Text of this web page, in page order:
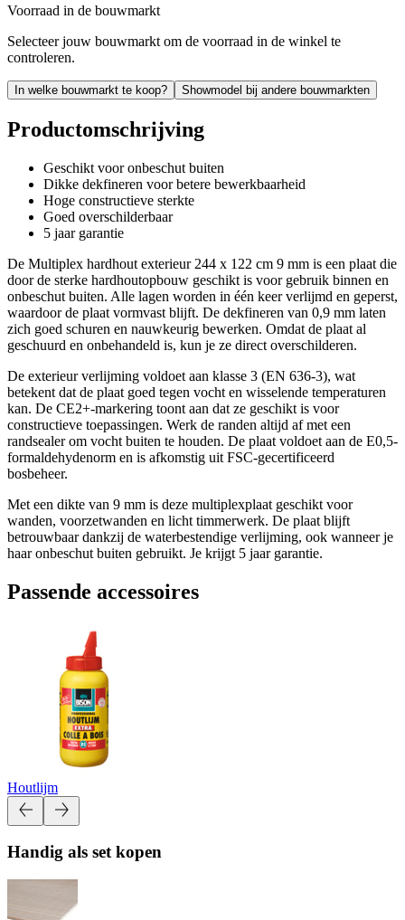
Voorraad in de bouwmarkt
Selecteer jouw bouwmarkt om de voorraad in de winkel te
controleren.
In welke bouwmarkt te koop? Showmodel bij andere bouwmarkten
Productomschrijving
Geschikt voor onbeschut buiten
Dikke dekfineren voor betere bewerkbaarheid
Hoge constructieve sterkte
Goed overschilderbaar
5 jaar garantie
De Multiplex hardhout exterieur 244 x 122 cm 9 mm is een plaat die
door de sterke hardhoutopbouw geschikt is voor gebruik binnen en
onbeschut buiten. Alle lagen worden in één keer verlijmd en geperst,
waardoor de plaat vormvast blijft. De dekfineren van 0,9 mm laten
zich goed schuren en nauwkeurig bewerken. Omdat de plaat al
geschuurd en onbehandeld is, kun je ze direct overschilderen.
De exterieur verlijming voldoet aan klasse 3 (EN 636-3), wat
betekent dat de plaat goed tegen vocht en wisselende temperaturen
kan. De CE2+-markering toont aan dat ze geschikt is voor
constructieve toepassingen. Werk de randen altijd af met een
randsealer om vocht buiten te houden. De plaat voldoet aan de E0,5-
formaldehydenorm en is afkomstig uit FSC-gecertificeerd
bosbeheer.
Met een dikte van 9 mm is deze multiplexplaat geschikt voor
wanden, voorzetwanden en licht timmerwerk. De plaat blijft
betrouwbaar dankzij de waterbestendige verlijming, ook wanneer je
haar onbeschut buiten gebruikt. Je krijgt 5 jaar garantie.
Passende accessoires
Houtlijm
Handig als set kopen